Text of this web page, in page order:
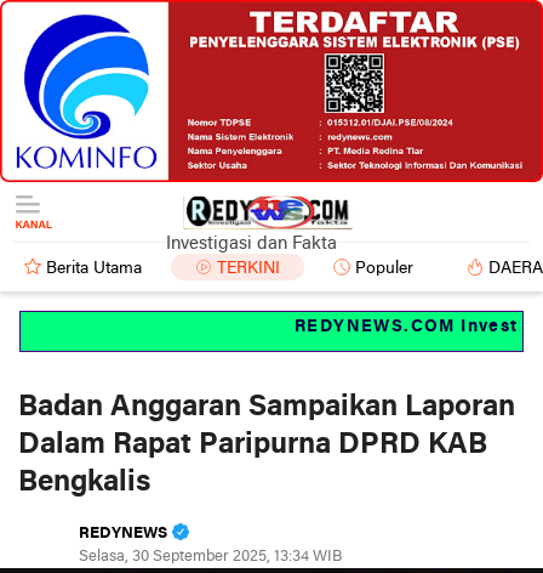
Investigasi dan Fakta
Berita Utama TERKINI Populer
REDYNEWS.COM
Badan Anggaran Sampaikan Laporan
Dalam Rapat Paripurna DPRD KAB
Bengkalis
REDYNEWS
Selasa, 30 September 2025, 13:34 WIB